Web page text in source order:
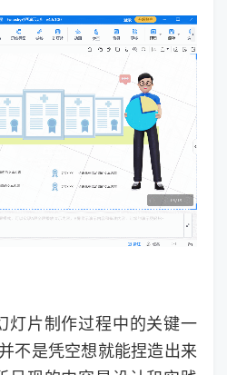
灯片制作过程中的关键一
不是凭空想就能捏造出来